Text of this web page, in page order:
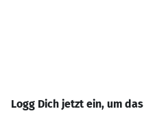
Logg Dich jetzt ein, um